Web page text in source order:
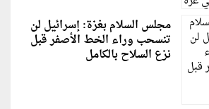
مجلس السلام بغزة: إسرائيل لن
تنسحب وراء الخط الأصفر قبل
نزع السلاح بالكامل